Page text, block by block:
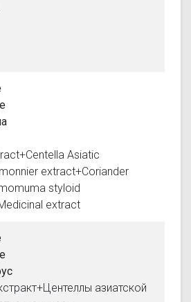
Asiatic
extract+Coriander
styloid
extract
азиатской